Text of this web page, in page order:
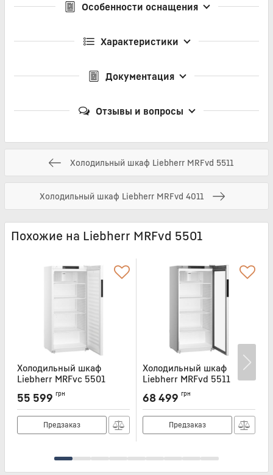
Особенности оснащения
Характеристики
Документация
Отзывы и вопросы
Холодильный шкаф Liebherr MRFvd 5511
Холодильный шкаф Liebherr MRFvd 4011
Похожие на Liebherr MRFvd 5501
Холодильный шкаф
Liebherr MRFvc 5501
MRFVC5501
55 599 грн
Предзаказ
Холодильный шкаф
Liebherr MRFvd 5511
MRFVD5511
68 499 грн
Предзаказ